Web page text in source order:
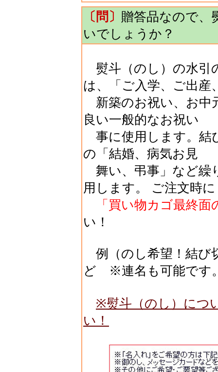
〔問〕 贈答品なので、
いでしょうか？
熨斗（のし）の水引
は、「ご入学、ご出産
新築のお祝い、お中
良い一般的なお祝い
事に使用します。結
の「結婚、病気お見
舞い、弔事」など繰
用します。 ご注文時に
「買い物カゴ最終面
い！
例（のし希望！結び
ど ※連名も可能です
※熨斗（のし）につ
い！